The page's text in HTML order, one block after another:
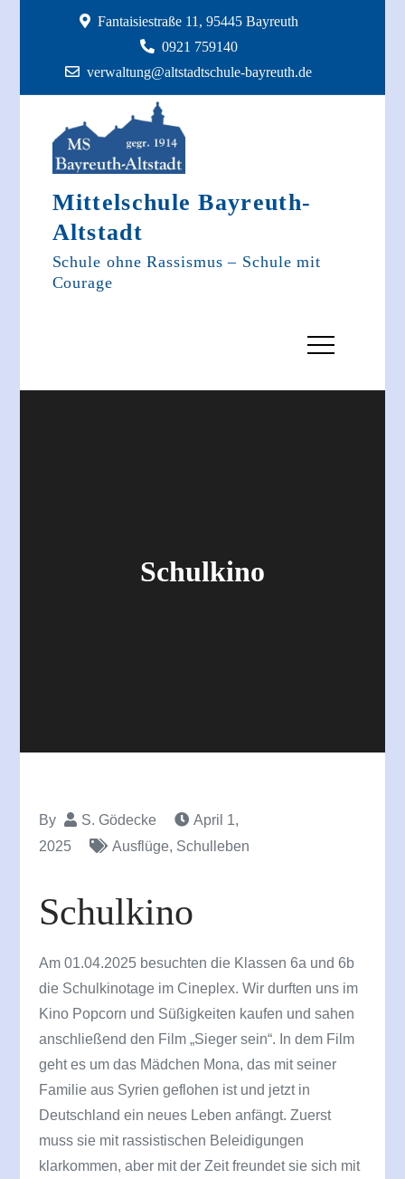
Fantaisiestraße 11, 95445 Bayreuth
0921 759140
verwaltung@altstadtschule-bayreuth.de
Mittelschule Bayreuth-
Altstadt
Schule ohne Rassismus – Schule mit
Courage
Schulkino
By S. Gödecke
April 1,
2025
Ausflüge, Schulleben
Schulkino
Am 01.04.2025 besuchten die Klassen 6a und 6b
die Schulkinotage im Cineplex. Wir durften uns im
Kino Popcorn und Süßigkeiten kaufen und sahen
anschließend den Film „Sieger sein“. In dem Film
geht es um das Mädchen Mona, das mit seiner
Familie aus Syrien geflohen ist und jetzt in
Deutschland ein neues Leben anfängt. Zuerst
muss sie mit rassistischen Beleidigungen
klarkommen, aber mit der Zeit freundet sie sich mit